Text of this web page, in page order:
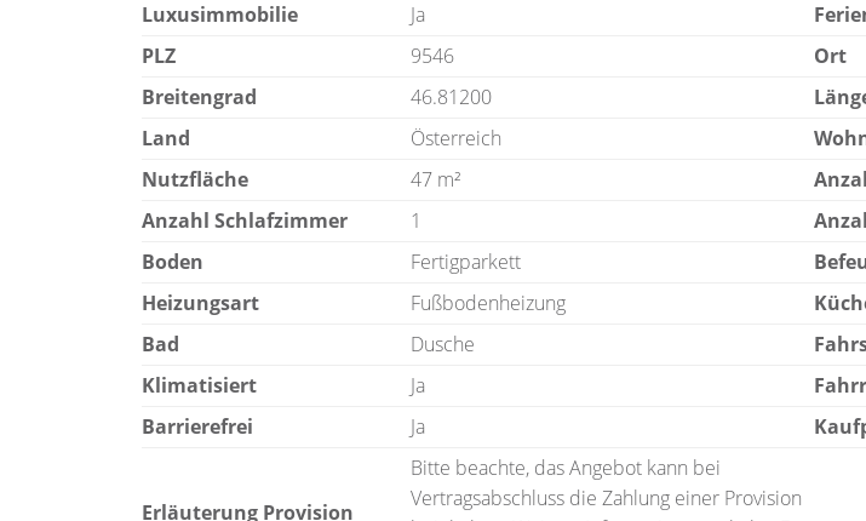
Luxusimmobilie
Ja
PLZ
9546 Ort
Breitengrad
46.81200
Land
Österreich
Nutzfläche
47 m²
Anzahl Schlafzimmer
1
Boden
Fertigparkett
Heizungsart
Fußbodenheizung
Bad
Dusche
Klimatisiert
Ja
Barrierefrei
Ja
Erläuterung Provision
Bitte beachte, das Angebot kann bei
Vertragsabschluss die Zahlung einer Provision